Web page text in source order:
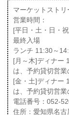
マーケットストリ
営業時間：
[平日・土・日・
最終入場
ランチ 11:30～
[月～木]ディナー
は、予約貸切営業
[金・土]ディナー
は、予約貸切営業
電話番号：052-
住所：愛知県名